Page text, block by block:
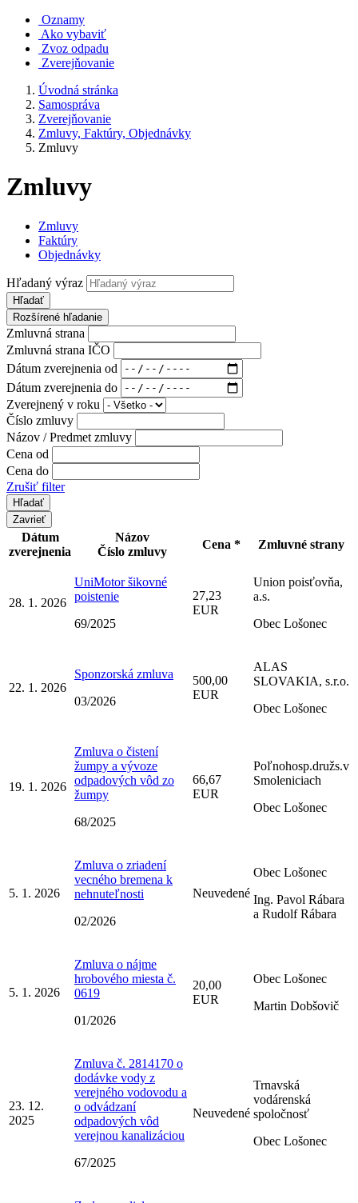
Oznamy
Ako vybaviť
Zvoz odpadu
Zverejňovanie
Úvodná stránka
Samospráva
Zverejňovanie
Zmluvy, Faktúry, Objednávky
Zmluvy
Zmluvy
Zmluvy
Faktúry
Objednávky
Hľadaný výraz
Hľadať
Rozšírené hľadanie
Zmluvná strana
Zmluvná strana IČO
Dátum zverejnenia od
Dátum zverejnenia do
Zverejnený v roku
Číslo zmluvy
Názov / Predmet zmluvy
Cena od
Cena do
Zrušiť filter
Zavrieť
Dátum
zverejnenia
Názov
Číslo zmluvy
Cena * Zmluvné strany
28. 1. 2026
UniMotor šikovné
poistenie
69/2025
27,23
EUR
Union poisťovňa,
a.s.
Obec Lošonec
22. 1. 2026
Sponzorská zmluva
03/2026
500,00
EUR
ALAS
SLOVAKIA, s.r.o.
Obec Lošonec
19. 1. 2026
Zmluva o čistení
žumpy a vývoze
odpadových vôd zo
žumpy
68/2025
66,67
EUR
Poľnohosp.družs.v
Smoleniciach
Obec Lošonec
5. 1. 2026
Zmluva o zriadení
vecného bremena k
nehnuteľnosti
02/2026
Neuvedené
Obec Lošonec
Ing. Pavol Rábara
a Rudolf Rábara
5. 1. 2026
Zmluva o nájme
hrobového miesta č.
0619
01/2026
20,00
EUR
Obec Lošonec
Martin Dobšovič
23. 12.
2025
Zmluva č. 2814170 o
dodávke vody z
verejného vodovodu a
o odvádzaní
odpadových vôd
verejnou kanalizáciou
67/2025
Neuvedené
Trnavská
vodárenská
spoločnosť
Obec Lošonec